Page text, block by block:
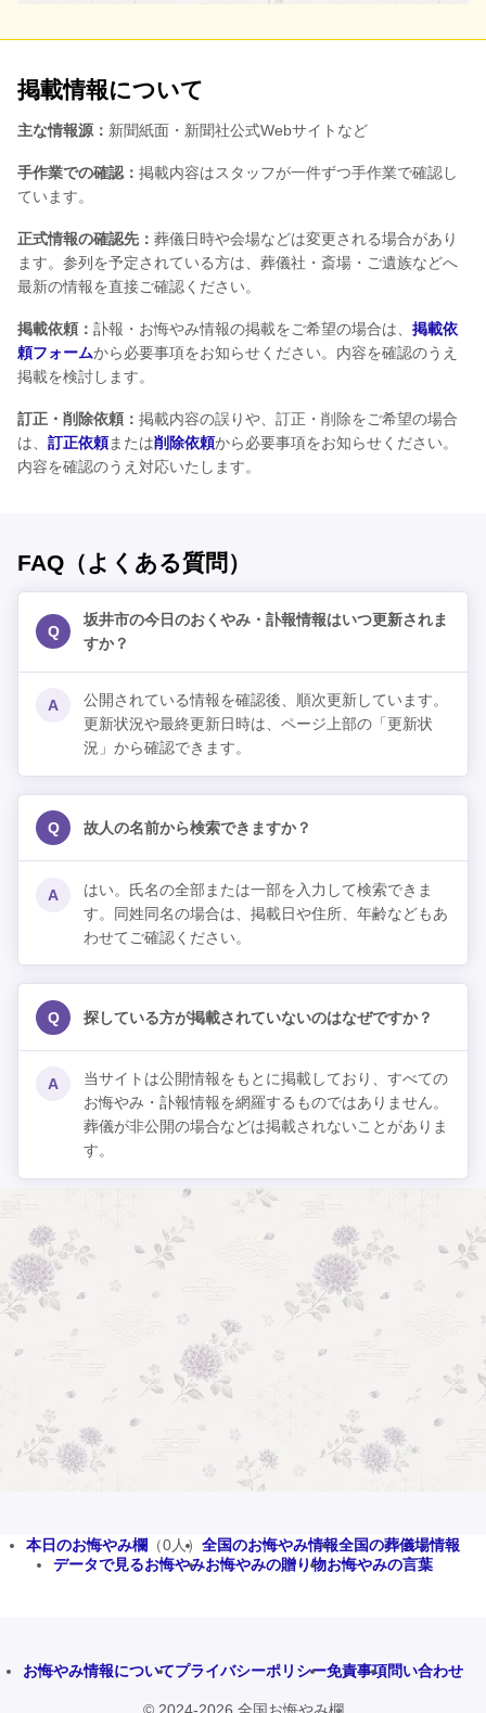
掲載情報について
主な情報源： 新聞紙面・新聞社公式Webサイトなど
手作業での確認： 掲載内容はスタッフが一件ずつ手作業で確認し
ています。
正式情報の確認先： 葬儀日時や会場などは変更される場合があり
ます。参列を予定されている方は、葬儀社・斎場・ご遺族などへ
最新の情報を直接ご確認ください。
掲載依頼： 訃報・お悔やみ情報の掲載をご希望の場合は、 掲載依
頼フォームから必要事項をお知らせください。内容を確認のうえ
掲載を検討します。
訂正・削除依頼： 掲載内容の誤りや、訂正・削除をご希望の場合
は、 訂正依頼または削除依頼から必要事項をお知らせください。
内容を確認のうえ対応いたします。
FAQ（よくある質問）
Q
坂井市の今日のおくやみ・訃報情報はいつ更新されま
すか？
A
公開されている情報を確認後、順次更新しています。
更新状況や最終更新日時は、ページ上部の「更新状
況」から確認できます。
Q 故人の名前から検索できますか？
A
はい。氏名の全部または一部を入力して検索できま
す。同姓同名の場合は、掲載日や住所、年齢などもあ
わせてご確認ください。
Q 探している方が掲載されていないのはなぜですか？
A
当サイトは公開情報をもとに掲載しており、すべての
お悔やみ・訃報情報を網羅するものではありません。
葬儀が非公開の場合などは掲載されないことがありま
す。
本日のお悔やみ欄 （0人） 全国のお悔やみ情報全国の葬儀場情報
データで見るお悔やみお悔やみの贈り物お悔やみの言葉
お悔やみ情報についてプライバシーポリシー免責事項問い合わせ
© 2024-2026 全国お悔やみ欄